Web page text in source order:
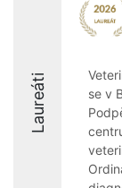
Laureáti
se v